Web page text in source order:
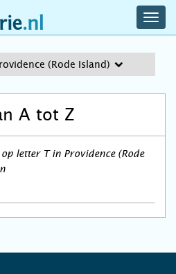
(Rode Island)
A tot Z
letter T in Providence (Rode